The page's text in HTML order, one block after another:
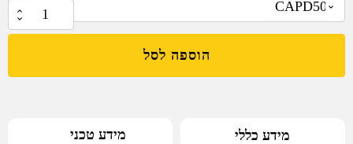
₪59.00
של
עדשות
עדשות
הוספה לסל
מידע כללי מידע טכני